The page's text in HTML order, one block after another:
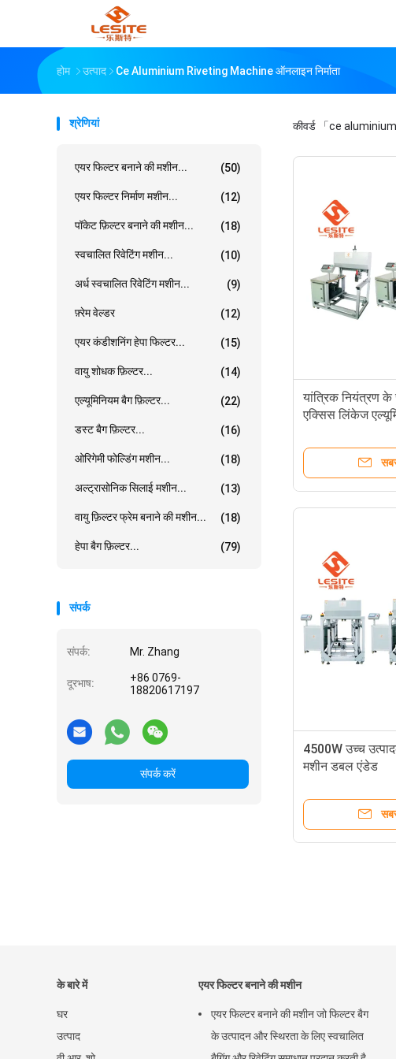
होम उत्पाद Ce Aluminium Riveting Machine ऑनलाइन निर्माता
श्रेणियां
एयर फिल्टर बनाने की मशीन... (50)
एयर फिल्टर निर्माण मशीन... (12)
पॉकेट फ़िल्टर बनाने की मशीन... (18)
स्वचालित रिवेटिंग मशीन... (10)
अर्ध स्वचालित रिवेटिंग मशीन... (9)
फ़्रेम वेल्डर (12)
एयर कंडीशनिंग हेपा फिल्टर... (15)
वायु शोधक फ़िल्टर... (14)
एल्यूमिनियम बैग फ़िल्टर... (22)
डस्ट बैग फ़िल्टर... (16)
ओरिगेमी फोल्डिंग मशीन... (18)
अल्ट्रासोनिक सिलाई मशीन... (13)
वायु फ़िल्टर फ्रेम बनाने की मशीन... (18)
हेपा बैग फ़िल्टर... (79)
संपर्क
संपर्क: Mr. Zhang
दूरभाष:
+86 0769-
18820617197
संपर्क करें
कीवर्ड 「ce
यांत्रिक नियंत्रण
एक्सिस लिंकेज
4500W उच्च
मशीन डबल एंडेड
के बारे में
घर
उत्पाद
एयर फिल्टर बनाने की मशीन
एयर फिल्टर बनाने की मशीन जो फिल्टर बैग
के उत्पादन और स्थिरता के लिए स्वचालित